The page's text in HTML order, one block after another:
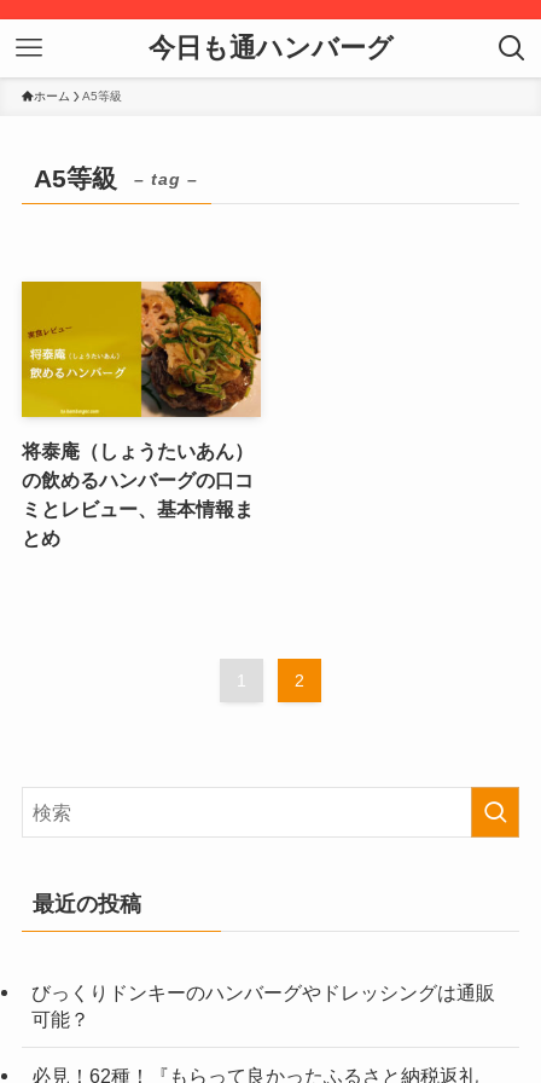
今日も通ハンバーグ
ホーム A5等級
A5等級 – tag –
将泰庵（しょうたいあん）
の飲めるハンバーグの口コ
ミとレビュー、基本情報ま
とめ
1 2
最近の投稿
びっくりドンキーのハンバーグやドレッシングは通販
可能？
必見！62種！『もらって良かったふるさと納税返礼